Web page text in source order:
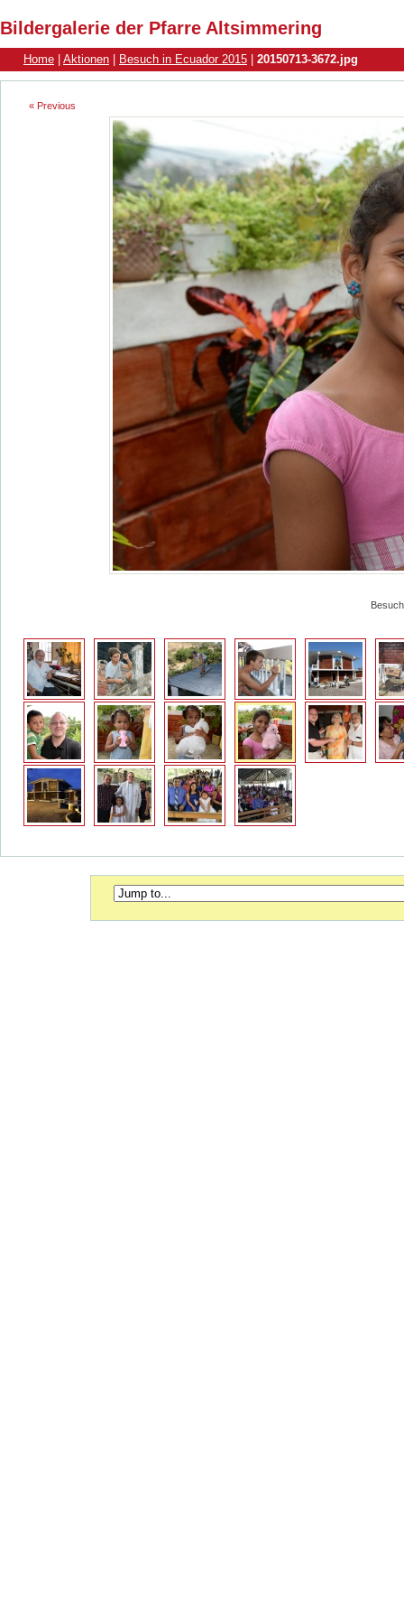
Bildergalerie der Pfarre Altsimmering
Home Aktionen Besuch in Ecuador 2015 20150713-3672.jpg
« Previous